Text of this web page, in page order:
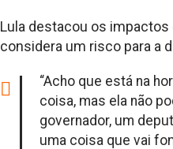
Lula destacou os
considera um risco para a
“Acho que está na
coisa, mas ela não
governador, um
uma coisa que vai